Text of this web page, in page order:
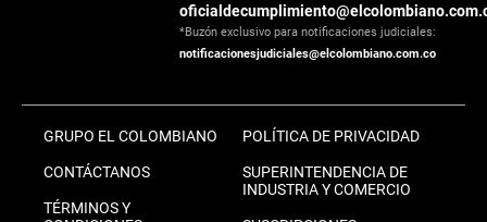
*Buzón exclusivo para notificaciones judiciales:
notificacionesjudiciales@elcolombiano.com.co
GRUPO EL COLOMBIANO
CONTÁCTANOS
TÉRMINOS Y
POLÍTICA DE PRIVACIDAD
SUPERINTENDENCIA DE
INDUSTRIA Y COMERCIO